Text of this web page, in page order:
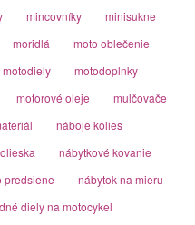
mincovníky
minisukne
moridlá
moto oblečenie
motodiely
motodoplnky
motorové oleje
mulčovače
náboje kolies
nábytkové kovanie
predsiene
nábytok na mieru
diely na motocykel